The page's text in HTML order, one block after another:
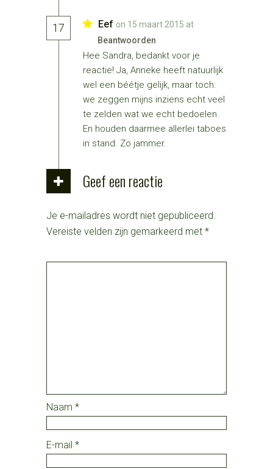
17 Eef on 15 maart 2015 at
Beantwoorden
Hee Sandra, bedankt voor je
reactie! Ja, Anneke heeft natuurlijk
wel een béétje gelijk, maar toch:
we zeggen mijns inziens echt veel
te zelden wat we echt bedoelen.
En houden daarmee allerlei taboes
in stand. Zo jammer.
Geef een reactie
Je e-mailadres wordt niet gepubliceerd.
Vereiste velden zijn gemarkeerd met *
Naam *
E-mail *